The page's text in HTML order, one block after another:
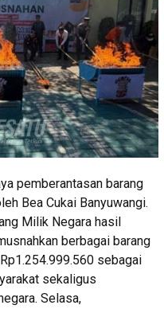
pemberantasan barang
Bea Cukai Banyuwangi.
Milik Negara hasil
berbagai barang
sebagai
sekaligus
Selasa,